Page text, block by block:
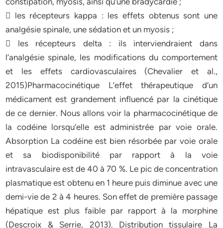
 les récepteurs kappa : les effets obtenus sont une
analgésie spinale, une sédation et un myosis ;
 les récepteurs delta : ils interviendraient dans
l’analgésie spinale, les modifications du comportement
et les effets cardiovasculaires (Chevalier et al.,
2015)Pharmacocinétique L’effet thérapeutique d’un
médicament est grandement influencé par la cinétique
de ce dernier. Nous allons voir la pharmacocinétique de
la codéine lorsqu’elle est administrée par voie orale.
Absorption La codéine est bien résorbée par voie orale
et sa biodisponibilité par rapport à la voie
intravasculaire est de 40 à 70 %. Le pic de concentration
plasmatique est obtenu en 1 heure puis diminue avec une
demi-vie de 2 à 4 heures. Son effet de première passage
hépatique est plus faible par rapport à la morphine
(Descroix & Serrie, 2013). Distribution tissulaire La